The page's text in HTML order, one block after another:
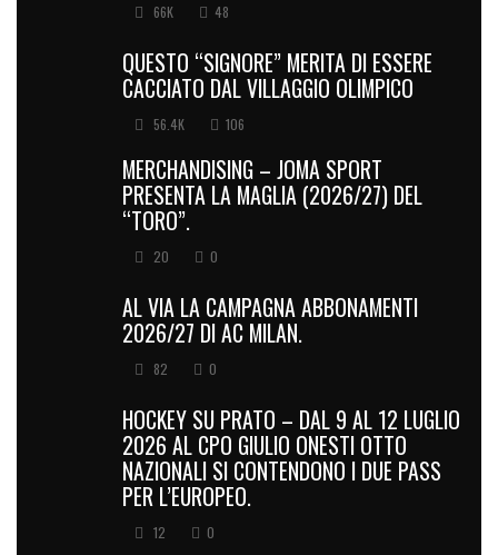
66K 48
QUESTO “SIGNORE” MERITA DI ESSERE
CACCIATO DAL VILLAGGIO OLIMPICO
56.4K 106
MERCHANDISING – JOMA SPORT
PRESENTA LA MAGLIA (2026/27) DEL
“TORO”.
20 0
AL VIA LA CAMPAGNA ABBONAMENTI
2026/27 DI AC MILAN.
82 0
HOCKEY SU PRATO – DAL 9 AL 12 LUGLIO
2026 AL CPO GIULIO ONESTI OTTO
NAZIONALI SI CONTENDONO I DUE PASS
PER L’EUROPEO.
12 0